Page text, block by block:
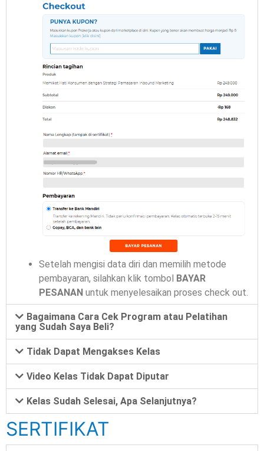
Setelah mengisi data diri dan memilih metode
pembayaran, silahkan klik tombol
BAYAR
PESANAN untuk menyelesaikan proses check out.
Bagaimana Cara Cek Program atau Pelatihan
yang Sudah Saya Beli?
Tidak Dapat Mengakses Kelas
Video Kelas Tidak Dapat Diputar
Kelas Sudah Selesai, Apa Selanjutnya?
SERTIFIKAT